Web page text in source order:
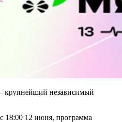
крупнейший независимый
18:00 12 июня, программа